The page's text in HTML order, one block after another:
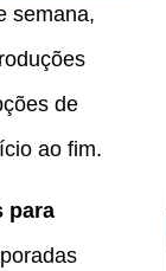
semana,
de
ao fim.
para